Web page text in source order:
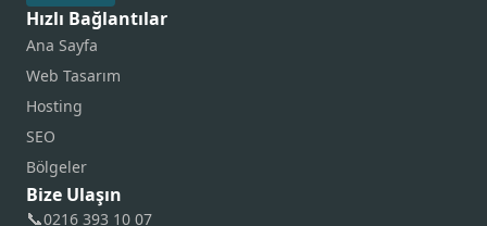
Hızlı Bağlantılar
Ana Sayfa
Web Tasarım
Hosting
SEO
Bölgeler
Bize Ulaşın
📞0216 393 10 07